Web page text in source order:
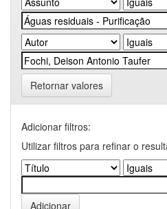
Retornar valores
Adicionar filtros:
Utilizar filtros para refinar o